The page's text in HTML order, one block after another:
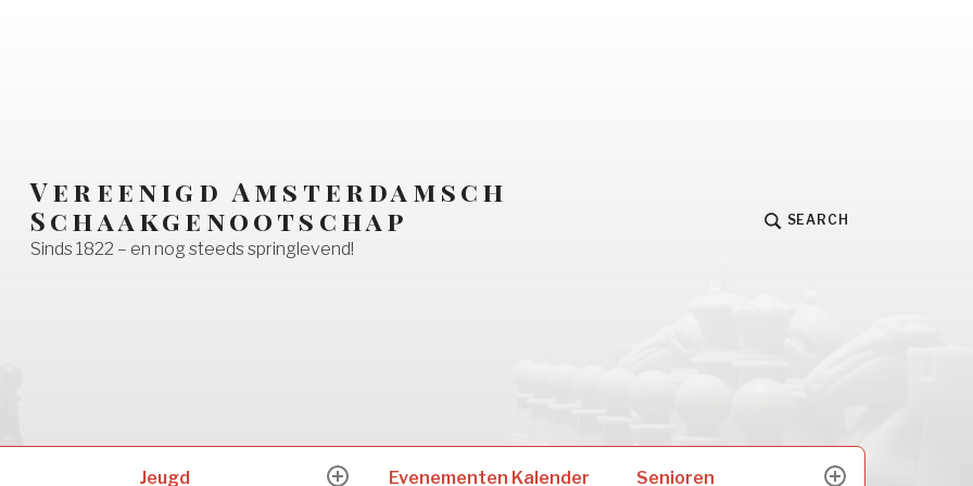
Vereenigd Amsterdamsch
Schaakgenootschap
Sinds 1822 – en nog steeds springlevend!
SEARCH
Jeugd Evenementen Kalender Senioren